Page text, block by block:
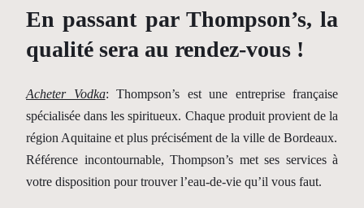
En passant par Thompson’s, la
qualité sera au rendez-vous !
Acheter Vodka: Thompson’s est une entreprise française
spécialisée dans les spiritueux. Chaque produit provient de la
région Aquitaine et plus précisément de la ville de Bordeaux.
Référence incontournable, Thompson’s met ses services à
votre disposition pour trouver l’eau-de-vie qu’il vous faut.